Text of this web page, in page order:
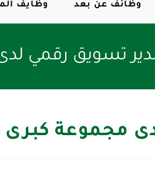
وظائف عن بعد وظايف
تسويق رقمي
مجموعة كبرى